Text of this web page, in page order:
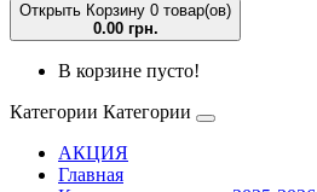
Открыть Корзину 0 товар(ов)
0.00 грн.
В корзине пусто!
Категории Категории
АКЦИЯ
Главная